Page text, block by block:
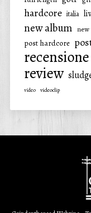
hardcore italia
new album
post hardcore
recensione
review
video videoclip